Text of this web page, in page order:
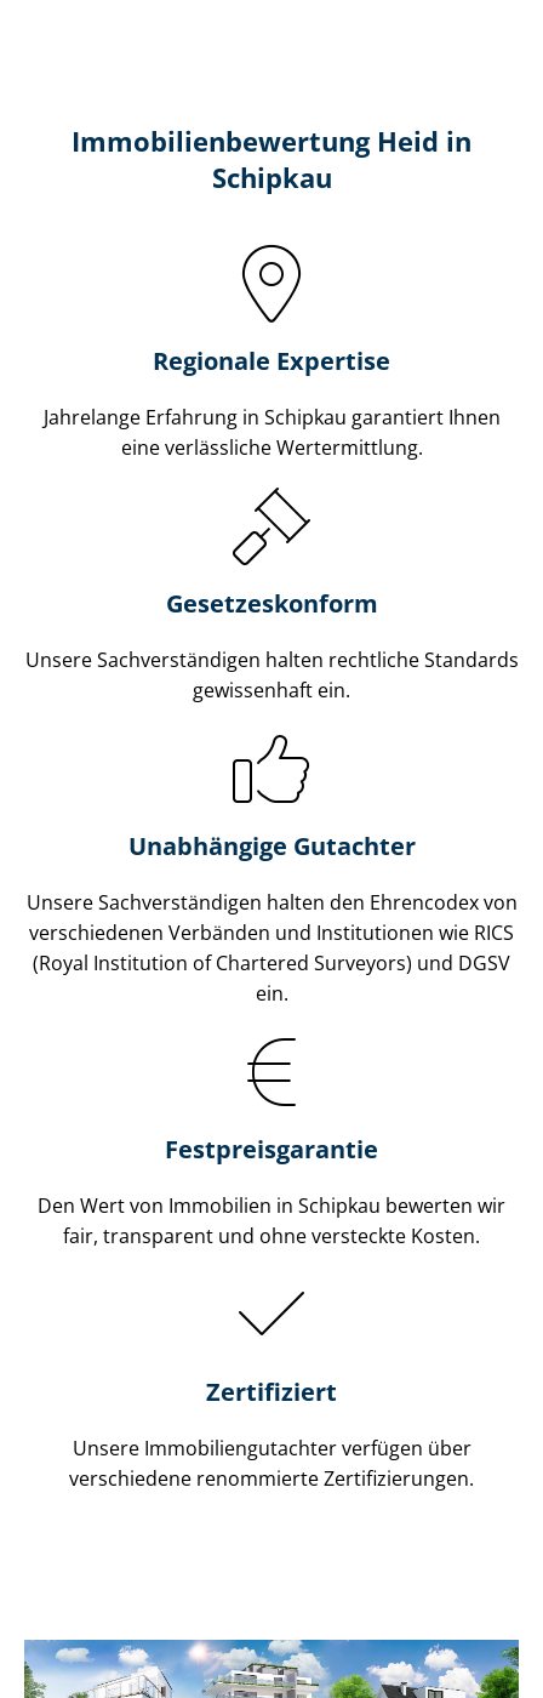
Immobilien­bewertung Heid in
Schipkau
Regionale Expertise
Jahrelange Erfahrung in Schipkau garantiert Ihnen
eine verlässliche Wertermittlung.
Gesetzes­konform
Unsere Sach­ver­stän­di­gen halten rechtliche Standards
gewissenhaft ein.
Unabhängige Gutachter
Unsere Sach­ver­stän­di­gen halten den Ehrencodex von
verschiedenen Verbänden und Institutionen wie RICS
(Royal Institution of Chartered Surveyors) und DGSV
ein.
Festpreis​garantie
Den Wert von Immobilien in Schipkau bewerten wir
fair, transparent und ohne versteckte Kosten.
Zertifiziert
Unsere Immobilien­gutachter verfügen über
verschiedene renommierte Zer­ti­fi­zie­run­gen.